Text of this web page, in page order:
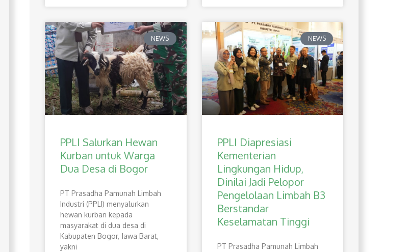
NEWS
PPLI Salurkan Hewan
Kurban untuk Warga
Dua Desa di Bogor
PT Prasadha Pamunah Limbah
Industri (PPLI) menyalurkan
hewan kurban kepada
masyarakat di dua desa di
Kabupaten Bogor, Jawa Barat,
yakni
NEWS
PPLI Diapresiasi
Kementerian
Lingkungan Hidup,
Dinilai Jadi Pelopor
Pengelolaan Limbah B3
Berstandar
Keselamatan Tinggi
PT Prasadha Pamunah Limbah